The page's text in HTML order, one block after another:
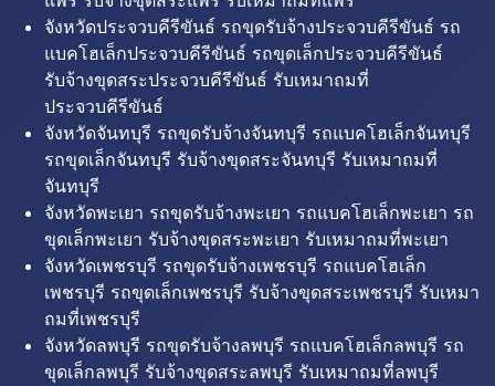
จังหวัดประจวบคีรีขันธ์ รถขุดรับจ้างประจวบคีรีขันธ์ รถ
แบคโฮเล็กประจวบคีรีขันธ์ รถขุดเล็กประจวบคีรีขันธ์
รับจ้างขุดสระประจวบคีรีขันธ์ รับเหมาถมที่
ประจวบคีรีขันธ์
จังหวัดจันทบุรี รถขุดรับจ้างจันทบุรี รถแบคโฮเล็กจันทบุรี
รถขุดเล็กจันทบุรี รับจ้างขุดสระจันทบุรี รับเหมาถมที่
จันทบุรี
จังหวัดพะเยา รถขุดรับจ้างพะเยา รถแบคโฮเล็กพะเยา รถ
ขุดเล็กพะเยา รับจ้างขุดสระพะเยา รับเหมาถมที่พะเยา
จังหวัดเพชรบุรี รถขุดรับจ้างเพชรบุรี รถแบคโฮเล็ก
เพชรบุรี รถขุดเล็กเพชรบุรี รับจ้างขุดสระเพชรบุรี รับเหมา
ถมที่เพชรบุรี
จังหวัดลพบุรี รถขุดรับจ้างลพบุรี รถแบคโฮเล็กลพบุรี รถ
ขุดเล็กลพบุรี รับจ้างขุดสระลพบุรี รับเหมาถมที่ลพบุรี